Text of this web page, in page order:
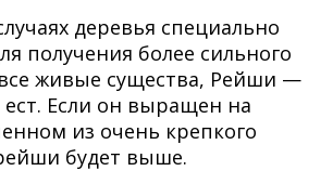
деревья специально
получения более сильного
живые существа, Рейши —
ест. Если он выращен на
из очень крепкого
будет выше.